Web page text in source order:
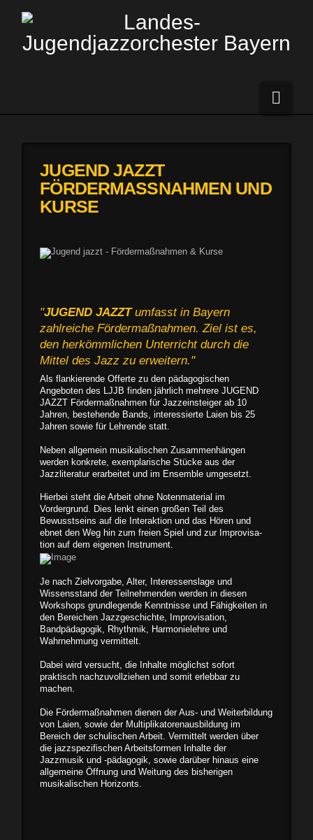
JUGEND JAZZT
FÖRDERMASSNAHMEN UND K
URSE
"JUGEND JAZZTumfasst in Bayern
zahlreiche Fördermaßnahmen. Ziel ist es,
den herkömmlichen Unterricht durch die
Mittel des Jazz zu erweitern."
Als flankierende Offerte zu den pädagogischen
Angeboten des LJJB fin­den jährlich mehrere JUGEND
JAZZT Fördermaßnahmen für Jazzeinsteiger ab 10
Jahren, bestehende Bands, interessierte Laien bis 25
Jahren so­wie für Lehrende statt.
Neben allgemein musikalischen Zusammen­hängen
werden konkrete, exemplarische Stü­cke aus der
Jazzliteratur erarbeitet und im Ensemble umgesetzt.
Hierbei steht die Arbeit ohne Notenmaterial im
Vordergrund. Dies lenkt einen großen Teil des
Bewusstseins auf die Interaktion und das Hören und
ebnet den Weg hin zum freien Spiel und zur Improvisa­
tion auf dem eigenen Instrument.
Je nach Zielvorga­be, Alter, Interessenslage und
Wissensstand der Teilnehmenden werden in diesen
Workshops grundlegende Kenntnisse und Fähigkeiten in
den Bereichen Jazzgeschichte, Impro­visation,
Bandpädagogik, Rhythmik, Harmo­nielehre und
Wahrnehmung vermittelt.
Dabei wird versucht, die Inhalte möglichst sofort
praktisch nachzuvollziehen und somit erlebbar zu
machen.
Die Fördermaßnahmen dienen der Aus- und Weiterbildung
von Laien, sowie der Multi­plikatorenausbildung im
Bereich der schu­lischen Arbeit. Vermittelt werden über
die jazzspezifischen Arbeitsformen Inhalte der
Jazzmusik und -pädagogik, sowie darüber hinaus eine
allgemeine Öffnung und Weitung des bisherigen
musikalischen Horizonts.